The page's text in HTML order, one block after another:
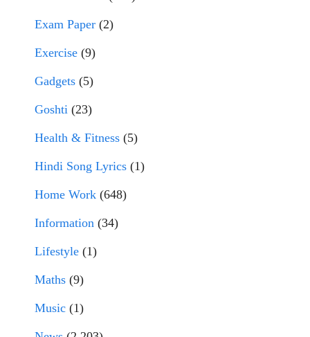
Exam Paper (2)
Exercise (9)
Gadgets (5)
Goshti (23)
Health & Fitness (5)
Hindi Song Lyrics (1)
Home Work (648)
Information (34)
Lifestyle (1)
Maths (9)
Music (1)